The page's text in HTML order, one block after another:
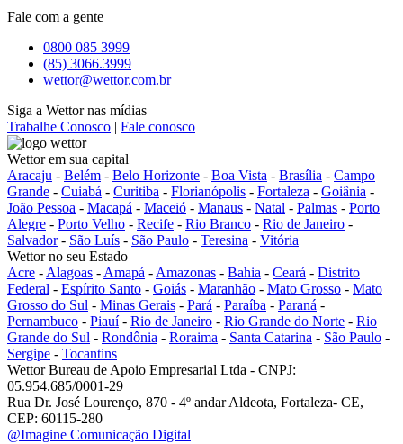
Fale com a gente
0800 085 3999
(85) 3066.3999
wettor@wettor.com.br
Siga a Wettor nas mídias
Trabalhe Conosco | Fale conosco
Wettor em sua capital
Aracaju - Belém - Belo Horizonte - Boa Vista - Brasília - Campo
Grande - Cuiabá - Curitiba - Florianópolis - Fortaleza - Goiânia -
João Pessoa - Macapá - Maceió - Manaus - Natal - Palmas - Porto
Alegre - Porto Velho - Recife - Rio Branco - Rio de Janeiro -
Salvador- São Luís - São Paulo - Teresina - Vitória
Wettor no seu Estado
Acre - Alagoas - Amapá - Amazonas - Bahia - Ceará - Distrito
Federal - Espírito Santo - Goiás - Maranhão - Mato Grosso - Mato
Grosso do Sul - Minas Gerais - Pará - Paraíba - Paraná -
Pernambuco - Piauí- Rio de Janeiro - Rio Grande do Norte - Rio
Grande do Sul - Rondônia - Roraima - Santa Catarina - São Paulo -
Sergipe - Tocantins
Wettor Bureau de Apoio Empresarial Ltda - CNPJ:
05.954.685/0001-29
Rua Dr. José Lourenço, 870 - 4º andar Aldeota, Fortaleza- CE,
CEP: 60115-280
@Imagine Comunicação Digital